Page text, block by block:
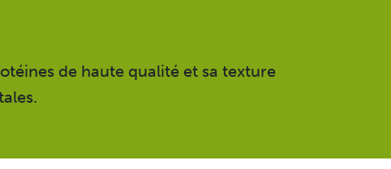
de haute qualité et sa texture
.